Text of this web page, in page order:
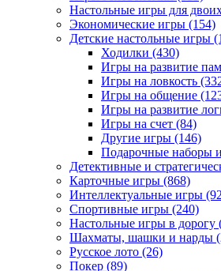
Настольные игры для
Экономические игры (154)
Детские настольные игры
Ходилки (430)
Игры на развитие
Игры на ловкость
Игры на общение
Игры на развитие
Игры на счет (84)
Другие игры (146)
Подарочные наборы
Детективные и
Карточные игры (868)
Интеллектуальные игры
Спортивные игры (240)
Настольные игры в дорогу
Шахматы, шашки и нарды
Русское лото (26)
Покер (89)